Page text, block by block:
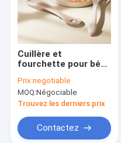
Cuillère et
fourchette pour bébé
Prix:negotiable
MOQ:Négociable
Trouvez les derniers prix
Contactez